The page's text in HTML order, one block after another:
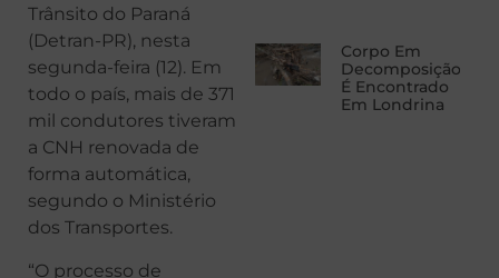
Trânsito do Paraná
(Detran-PR), nesta
segunda-feira (12). Em
todo o país, mais de 371
mil condutores tiveram
a CNH renovada de
forma automática,
segundo o Ministério
dos Transportes.
“O processo de
Corpo Em
Decomposição
É Encontrado
Em Londrina